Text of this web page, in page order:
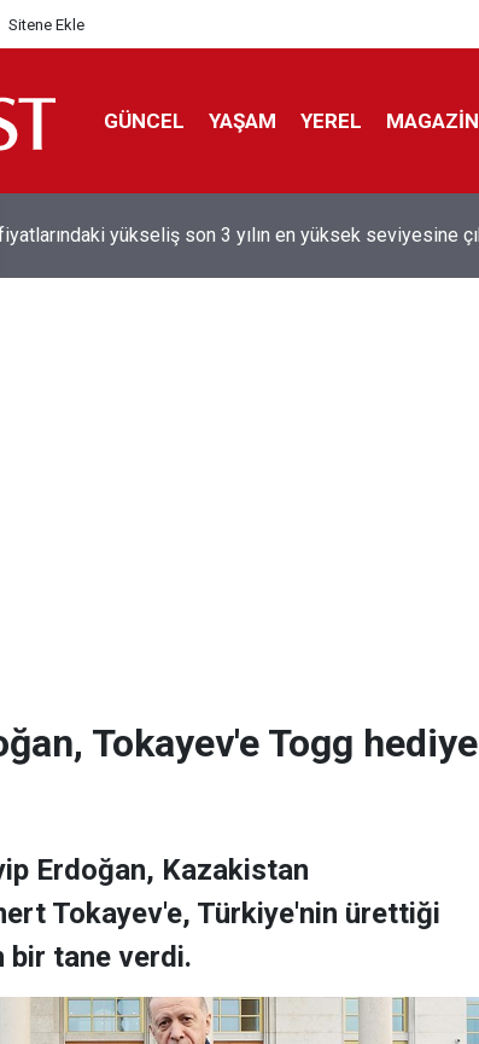
Sitene Ekle
GÜNCEL YAŞAM YEREL MAGAZİN
sekiz kişi hakkında savcılığa suç duyurusu
Tokayev'e Togg hediye
Erdoğan, Kazakistan
Tokayev'e, Türkiye'nin ürettiği
bir tane verdi.